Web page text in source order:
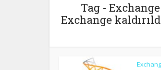
Tag -
Exchange